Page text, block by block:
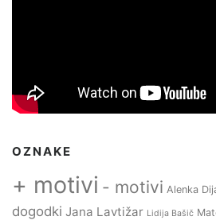
OZNAKE
+ motivi - motivi Alenka
dogodki Jana Lavtižar Lidija Bašič